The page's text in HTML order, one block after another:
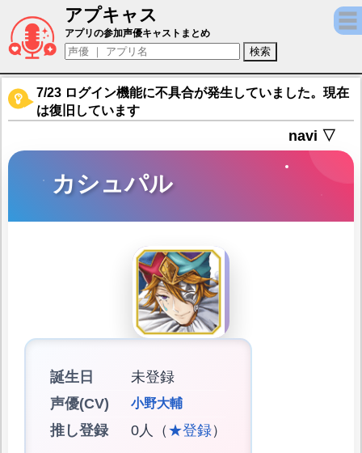
アプキャス
カシュパル（声優：小野大輔)【アルカ・ラ
アプリの参加声優キャストまとめ
7/23 ログイン機能に不具合が発生していました。現在
は復旧しています
navi ▽
カシュパル
誕生日
未登録
声優(CV)
小野大輔
推し登録 0人（ ★登録）